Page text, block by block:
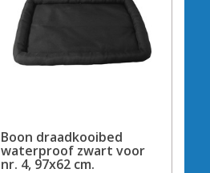
Boon draadkooibed
waterproof zwart voor
nr. 4, 97x62 cm.